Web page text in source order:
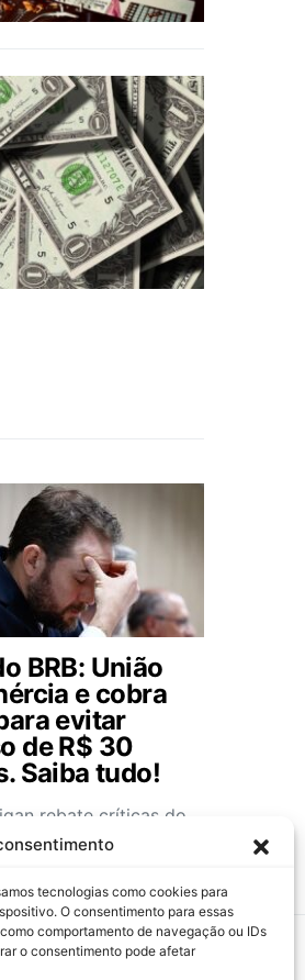
tecnologias como cookies para
O consentimento para essas
comportamento de navegação ou IDs
o consentimento pode afetar
BRB: União
e cobra
evitar
de R$ 30
Saiba tudo!
rebate críticas do
DF sobre a crise do